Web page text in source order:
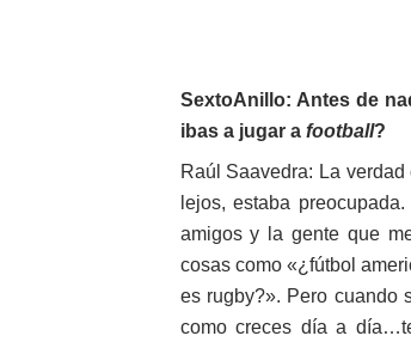
SextoAnillo: Antes de
ibas a jugar a football?
Raúl Saavedra: La
lejos, estaba
amigos y la gente que
cosas como «¿fútbol
es rugby?». Pero cuando
como creces día a